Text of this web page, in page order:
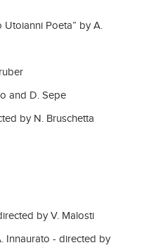
Poeta” by A.
and D. Sepe
by N. Bruschetta
by V. Malosti
Innaurato - directed by